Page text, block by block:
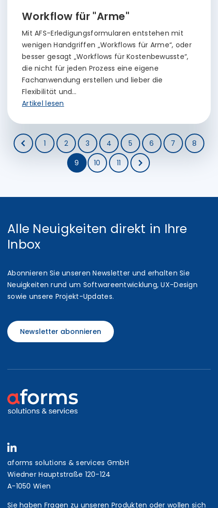
Workflow für "Arme"
Mit AFS-Erledigungsformularen entstehen mit
wenigen Handgriffen „Workflows für Arme“, oder
besser gesagt „Workflows für Kostenbewusste“,
die nicht für jeden Prozess eine eigene
Fachanwendung erstellen und lieber die
Flexibilität und…
Artikel lesen
1 2 3 4 5 6 7
8
9
10 11
Alle Neuigkeiten direkt in Ihre
Inbox
Abonnieren Sie unseren Newsletter und erhalten Sie
Neuigkeiten rund um Softwareentwicklung, UX-Design
sowie unsere Projekt-Updates.
Newsletter abonnieren
aforms solutions & services GmbH
Wiedner Hauptstraße 120-124
A-1050 Wien
Sie haben Fragen zu unseren Produkten oder wollen sich